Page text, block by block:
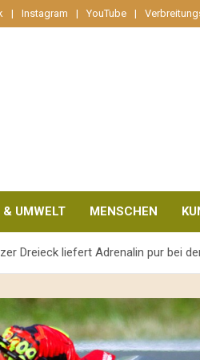
Instagram YouTube
& UMWELT MENSCHEN
Dreieck liefert Adrenalin pur bei